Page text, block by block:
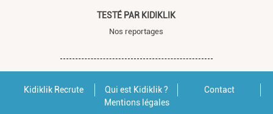
TESTÉ PAR KIDIKLIK
Nos reportages
Kidiklik Recrute Qui est Kidiklik ?
Contact
Mentions légales